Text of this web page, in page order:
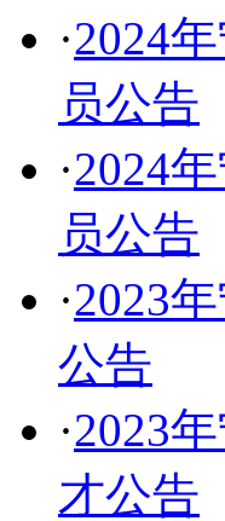
·2024
员公告
·2024
员公告
·2023
公告
·2023
才公告